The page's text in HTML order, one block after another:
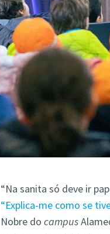
“Na sanita só deve ir
“Explica-me como se
Nobre do campus